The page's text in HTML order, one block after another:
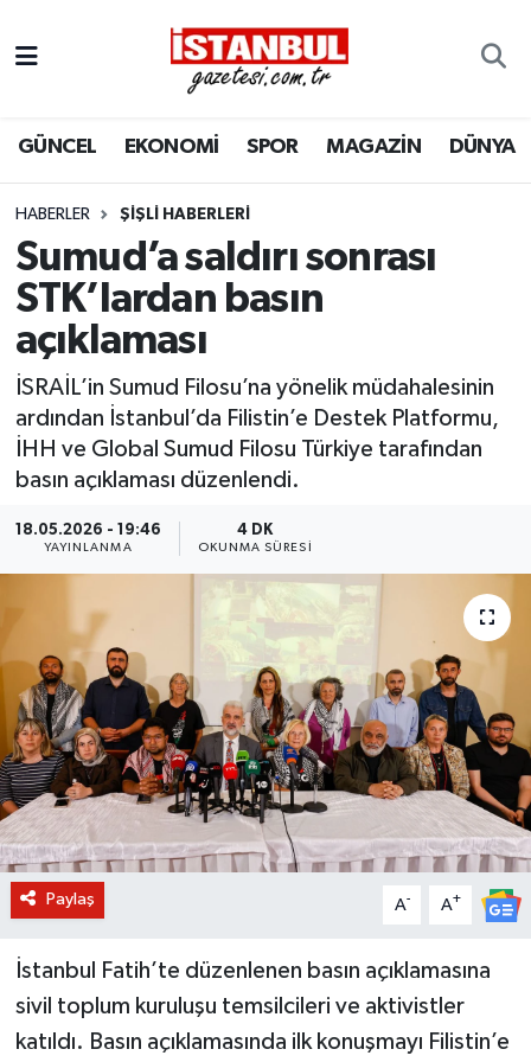
GÜNCEL EKONOMİ SPOR MAGAZİN DÜNYA
HABERLER ŞIŞLI HABERLERI
Sumud’a saldırı sonrası
STK’lardan basın
açıklaması
İSRAİL’in Sumud Filosu’na yönelik müdahalesinin
ardından İstanbul’da Filistin’e Destek Platformu,
İHH ve Global Sumud Filosu Türkiye tarafından
basın açıklaması düzenlendi.
18.05.2026 - 19:46
YAYINLANMA
4 DK
OKUNMA SÜRESI
Paylaş A- A+
İstanbul Fatih’te düzenlenen basın açıklamasına
sivil toplum kuruluşu temsilcileri ve aktivistler
katıldı. Basın açıklamasında ilk konuşmayı Filistin’e
EKONOMİ
İSTANBUL
DÜNYA
SPOR
MAGAZİN
KÜLTÜR SANAT
BİLİM VE TEKNOLOJİ
OTOMOBİL
KURUMSAL
Nöbetçi Eczaneler
Hava Durumu
Trafik Durumu
Süper Lig Puan Durumu ve Fikstür
Tüm Manşetler
Son Dakika Haberleri
Haber Arşivi